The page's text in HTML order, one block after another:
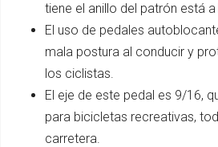
tiene el anillo del patrón está
El uso de pedales
mala postura al conducir y
los ciclistas.
El eje de este pedal es 9/16,
para bicicletas recreativas,
carretera.